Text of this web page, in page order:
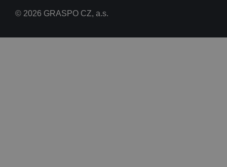
© 2026 GRASPO CZ, a.s.